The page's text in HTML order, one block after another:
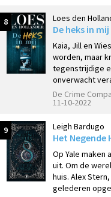
8 Loes den
De heks in mij
Kaia, Jill en
worden, maar
tegenstrijdige
onverwacht
De Crime
11-10-2022
9 Leigh Bardugo
Het Negende
Op Yale
uit. Om de
huis. Alex
gelederen